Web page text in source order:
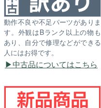
動作不良や不足パーツがありま
す。外観はBランク以上の物も
あり、自分で修理などができる
人にはお得です。
中古品についてはこちら